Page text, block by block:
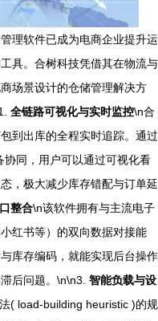
理软件已成为电商企业提升运
具。合树科技凭借其在物流与
场景设计的仓储管理解决方
全链路可视化与实时监控\n合
到出库的全程实时追踪。通过
同，用户可以通过可视化看
，极大减少库存错配与订单延
整合\n该软件拥有与主流电子
红书等）的双向数据对接能
库存编码，就能实现后台操作
后问题。\n\n3. 智能负载与设
( load-building heuristic )的规